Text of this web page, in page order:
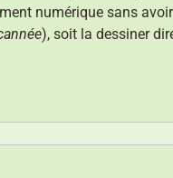
numérique sans
), soit la dessiner